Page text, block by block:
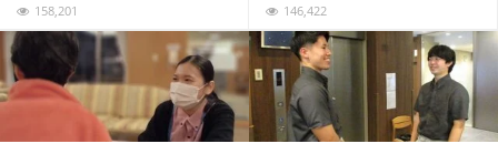
158,201 146,422
記事を読む